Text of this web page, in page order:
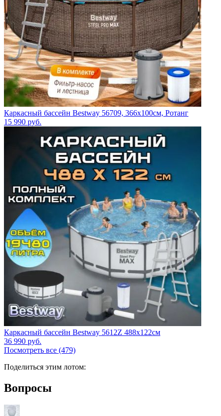
Каркасный бассейн Bestway 56709, 366х100см, Ротанг
15 990 руб.
Каркасный бассейн Bestway 5612Z 488х122см
36 990 руб.
Посмотреть все (479)
Поделиться этим лотом:
Вопросы